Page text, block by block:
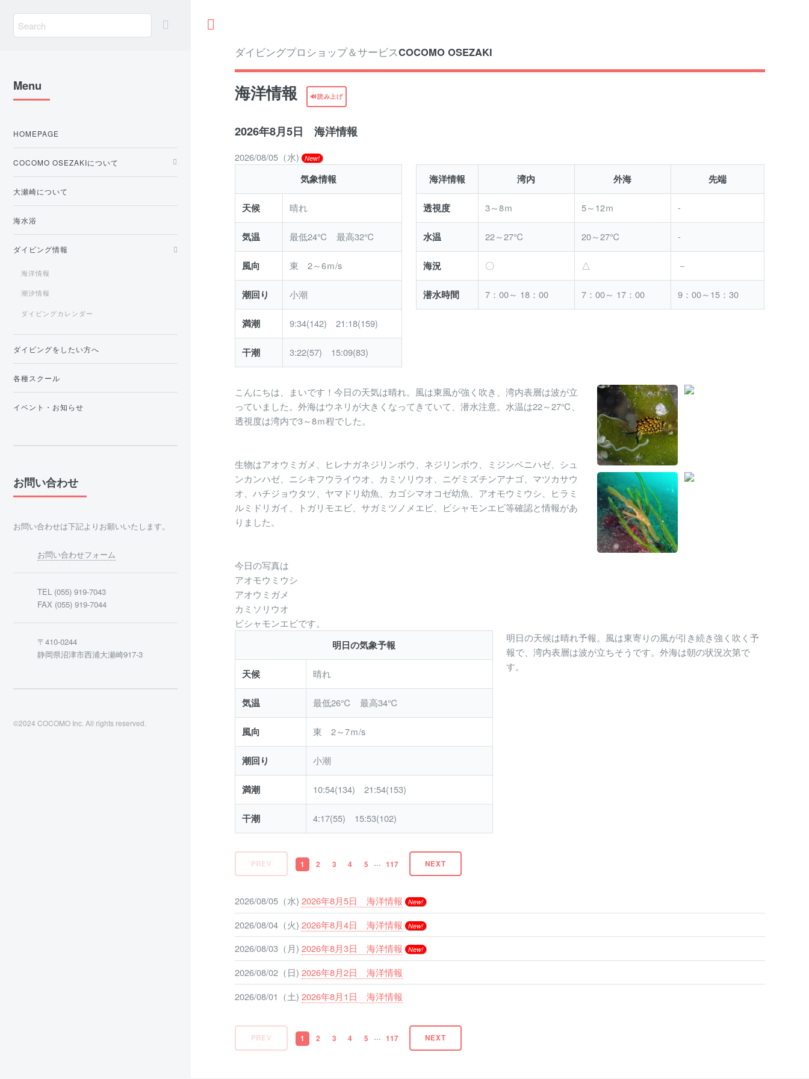
ダイビングプロショップ＆サービスCOCOMO OSEZAKI
海洋情報 🔊読み上げ
2026年8月5日 海洋情報
2026/08/05（水) New!
気象情報
天候 晴れ
気温 最低24℃ 最高32℃
風向 東 2～6ｍ/s
潮回り 小潮
満潮 9:34(142) 21:18(159)
干潮 3:22(57) 15:09(83)
海洋情報 湾内 外海 先端
透視度 3～8ｍ 5～12ｍ -
水温 22～27℃ 20～27℃ -
海況 〇 △ －
潜水時間 7：00～ 18：00 7：00～ 17：00 9：00～15：30
こんにちは、まいです！今日の天気は晴れ。風は東風が強く吹き、湾内表層は波が立
っていました。外海はウネリが大きくなってきていて、潜水注意。水温は22～27℃、
透視度は湾内で3～8ｍ程でした。
生物はアオウミガメ、ヒレナガネジリンボウ、ネジリンボウ、ミジンベニハゼ、シュ
ンカンハゼ、ニシキフウライウオ、カミソリウオ、ニゲミズチンアナゴ、マツカサウ
オ、ハチジョウタツ、ヤマドリ幼魚、カゴシマオコゼ幼魚、アオモウミウシ、ヒラミ
ルミドリガイ、トガリモエビ、サガミツノメエビ、ビシャモンエビ等確認と情報があ
りました。
今日の写真は
アオモウミウシ
アオウミガメ
カミソリウオ
ビシャモンエビです。
明日の気象予報
天候 晴れ
気温 最低26℃ 最高34℃
風向 東 2～7ｍ/s
潮回り 小潮
満潮 10:54(134) 21:54(153)
干潮 4:17(55) 15:53(102)
明日の天候は晴れ予報。風は東寄りの風が引き続き強く吹く予
報で、湾内表層は波が立ちそうです。外海は朝の状況次第で
す。
PREV 1 2 3 4 5 ... 117 NEXT
2026/08/05（水) 2026年8月5日 海洋情報 New!
2026/08/04（火) 2026年8月4日 海洋情報 New!
2026/08/03（月) 2026年8月3日 海洋情報 New!
2026/08/02（日) 2026年8月2日 海洋情報
2026/08/01（土) 2026年8月1日 海洋情報
PREV 1 2 3 4 5 ... 117 NEXT
Menu
HOMEPAGE
COCOMO OSEZAKIについて
大瀬崎について
海水浴
ダイビング情報
海洋情報
潮汐情報
ダイビングカレンダー
ダイビングをしたい方へ
各種スクール
イベント・お知らせ
お問い合わせ
お問い合わせは下記よりお願いいたします。
お問い合わせフォーム
TEL (055) 919-7043
FAX (055) 919-7044
〒410-0244
静岡県沼津市西浦大瀬崎917-3
©2024 COCOMO Inc. All rights reserved.